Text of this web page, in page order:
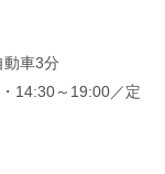
動車3分
14:30～19:00／定